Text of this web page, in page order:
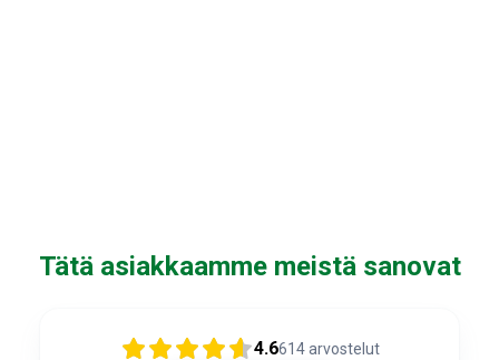
Tätä asiakkaamme meistä sanovat
4.6614 arvostelut